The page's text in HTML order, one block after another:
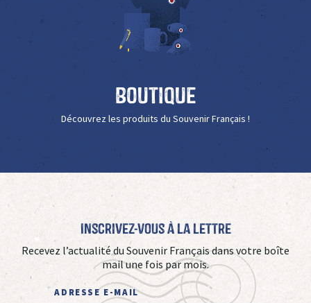
Boutique
Découvrez les produits du Souvenir Français !
Inscrivez-vous à La Lettre
Recevez l’actualité du Souvenir Français dans votre boîte
mail une fois par mois.
ADRESSE E-MAIL